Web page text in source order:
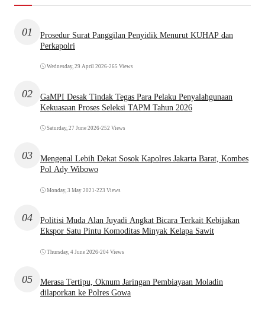
01
Prosedur Surat Panggilan Penyidik Menurut KUHAP dan
Perkapolri
Wednesday, 29 April 2026•265 Views
02
GaMPI Desak Tindak Tegas Para Pelaku Penyalahgunaan
Kekuasaan Proses Seleksi TAPM Tahun 2026
Saturday, 27 June 2026•252 Views
03
Mengenal Lebih Dekat Sosok Kapolres Jakarta Barat, Kombes
Pol Ady Wibowo
Monday, 3 May 2021 •223 Views
04
Politisi Muda Alan Juyadi Angkat Bicara Terkait Kebijakan
Ekspor Satu Pintu Komoditas Minyak Kelapa Sawit
Thursday, 4 June 2026•204 Views
05
Merasa Tertipu, Oknum Jaringan Pembiayaan Moladin
dilaporkan ke Polres Gowa